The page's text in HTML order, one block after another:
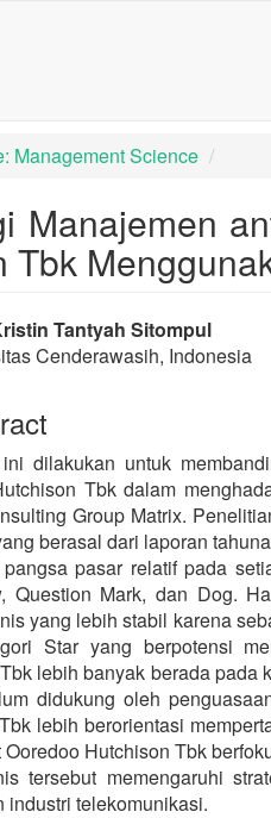
Management Science
Manajemen
Tantyah Sitompul
Cenderawasih, Indonesia
dilakukan untuk
Tbk dalam
Group Matrix.
berasal dari laporan
pasar relatif pada
Question Mark, dan Dog.
yang lebih stabil karena
Star yang berpotensi
lebih banyak berada pada
didukung oleh
lebih berorientasi
Ooredoo Hutchison Tbk
tersebut memengaruhi
industri telekomunikasi.